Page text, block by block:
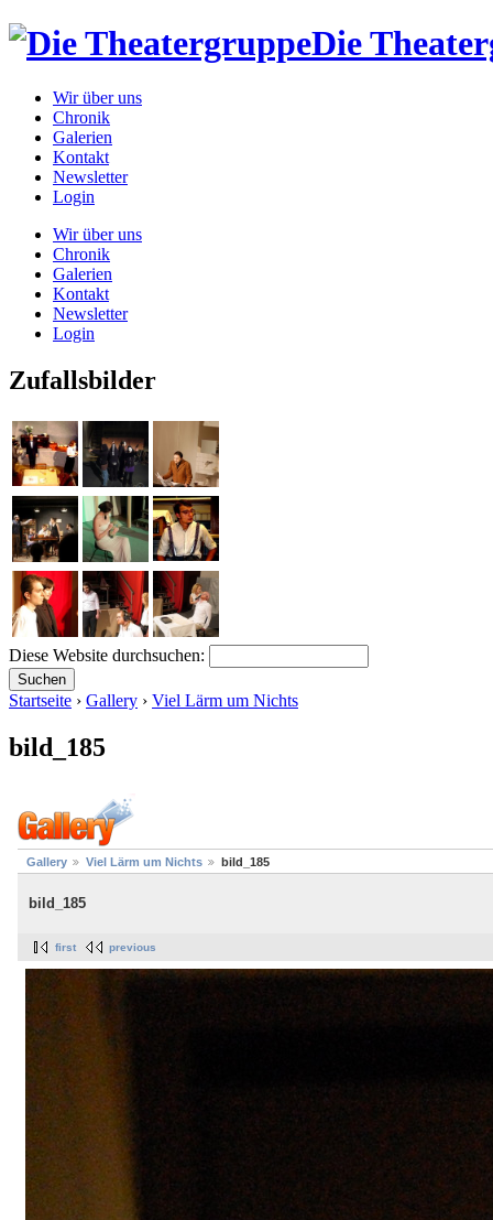
Die
Wir über uns
Chronik
Galerien
Kontakt
Newsletter
Login
Wir über uns
Chronik
Galerien
Kontakt
Newsletter
Login
Zufallsbilder
Diese Website durchsuchen:
Startseite › Gallery › Viel Lärm um Nichts
bild_185
Gallery Viel Lärm um Nichts bild_185
bild_185
first previous